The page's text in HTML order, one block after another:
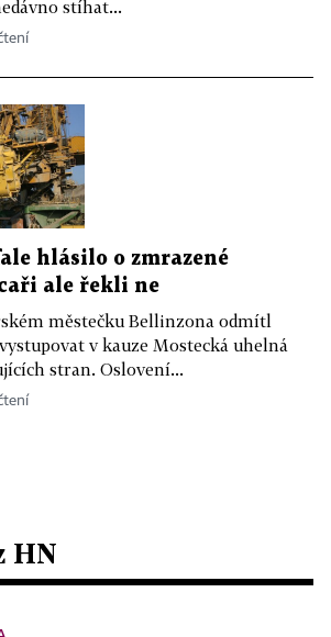
stíhat...
hlásilo o zmrazené
ale řekli ne
městečku Bellinzona odmítl
v kauze Mostecká uhelná
stran. Oslovení...
HN